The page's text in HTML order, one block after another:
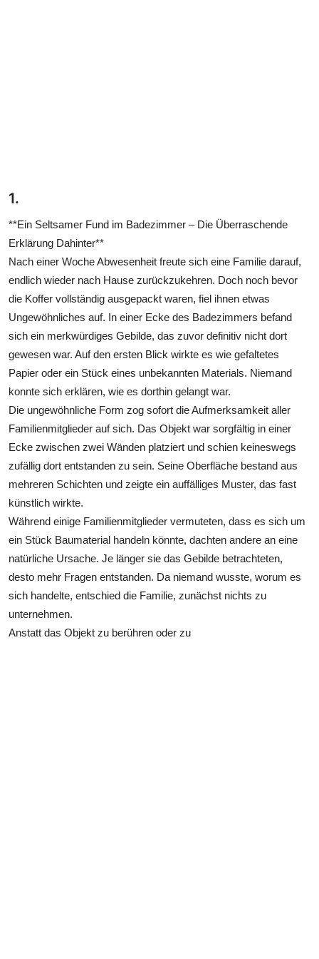
1.
**Ein Seltsamer Fund im Badezimmer – Die Überraschende
Erklärung Dahinter**
Nach einer Woche Abwesenheit freute sich eine Familie darauf,
endlich wieder nach Hause zurückzukehren. Doch noch bevor
die Koffer vollständig ausgepackt waren, fiel ihnen etwas
Ungewöhnliches auf. In einer Ecke des Badezimmers befand
sich ein merkwürdiges Gebilde, das zuvor definitiv nicht dort
gewesen war. Auf den ersten Blick wirkte es wie gefaltetes
Papier oder ein Stück eines unbekannten Materials. Niemand
konnte sich erklären, wie es dorthin gelangt war.
Die ungewöhnliche Form zog sofort die Aufmerksamkeit aller
Familienmitglieder auf sich. Das Objekt war sorgfältig in einer
Ecke zwischen zwei Wänden platziert und schien keineswegs
zufällig dort entstanden zu sein. Seine Oberfläche bestand aus
mehreren Schichten und zeigte ein auffälliges Muster, das fast
künstlich wirkte.
Während einige Familienmitglieder vermuteten, dass es sich um
ein Stück Baumaterial handeln könnte, dachten andere an eine
natürliche Ursache. Je länger sie das Gebilde betrachteten,
desto mehr Fragen entstanden. Da niemand wusste, worum es
sich handelte, entschied die Familie, zunächst nichts zu
unternehmen.
Anstatt das Objekt zu berühren oder zu